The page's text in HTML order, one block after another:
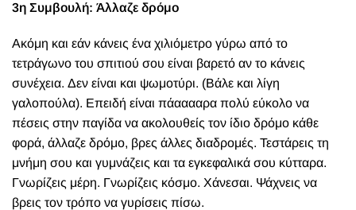
3η Συμβουλή: Άλλαζε δρόμο
Ακόμη και εάν κάνεις ένα χιλιόμετρο γύρω από το
τετράγωνο του σπιτιού σου είναι βαρετό αν το κάνεις
συνέχεια. Δεν είναι και ψωμοτύρι. (Βάλε και λίγη
γαλοπούλα). Επειδή είναι πάααααρα πολύ εύκολο να
πέσεις στην παγίδα να ακολουθείς τον ίδιο δρόμο κάθε
φορά, άλλαζε δρόμο, βρες άλλες διαδρομές. Τεστάρεις τη
μνήμη σου και γυμνάζεις και τα εγκεφαλικά σου κύτταρα.
Γνωρίζεις μέρη. Γνωρίζεις κόσμο. Χάνεσαι. Ψάχνεις να
βρεις τον τρόπο να γυρίσεις πίσω.